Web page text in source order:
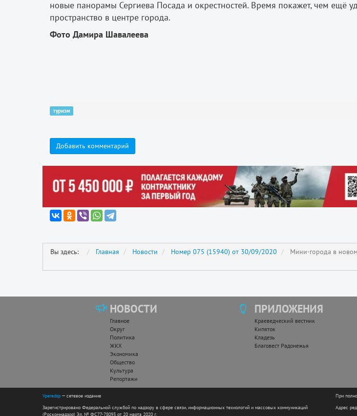
новые панорамы Сергиева Посада и окрестностей. Время покажет, чем ещё
пространство в центре города.
Фото Дамира Шавалеева
туризм
Добавить комментарий
Вы здесь: Главная Новости Номер 075 (15940) от 30/09/2020 Мини-города в
НОВОСТИ
Главное
Округ
Политика
ЖКХ
Экономика
Общество
Культура
Репортажи
ПРИЛОЖЕНИЯ
Краеведческий вестник
Кипяток
Кладезь
Благовест Радонежья
Vperedsp — сетевое издание
Зарегистрировано Федеральной службой по надзору в сфере связи, информационных технологий и массовых коммуникаций
(Роскомнадзор) Эл. № ФС77-78093 от 20 марта 2020 г.
При
Адрес